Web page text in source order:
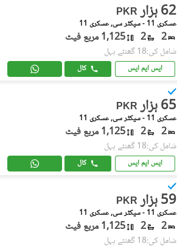
PKR 62 ہزار
عسکری 11 - سیکٹر سی, عسکری 11
2
2 1,125 مربع فیٹ
شامل کی:18 گھنٹے پہل
ایس ایم ایس کال
PKR 65 ہزار
عسکری 11 - سیکٹر سی, عسکری 11
2
2 1,125 مربع فیٹ
شامل کی:18 گھنٹے پہل
ایس ایم ایس کال
PKR 59 ہزار
عسکری 11 - سیکٹر سی, عسکری 11
2
2 1,125 مربع فیٹ
شامل کی:18 گھنٹے پہل